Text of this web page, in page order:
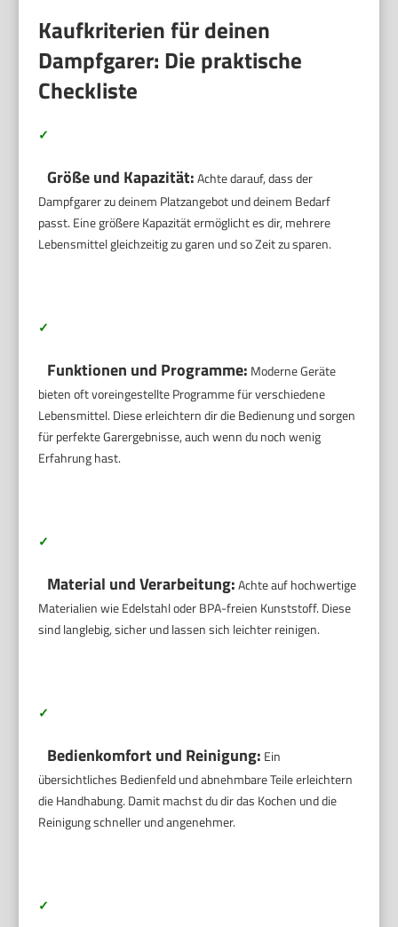
Kaufkriterien für deinen
Dampfgarer: Die praktische
Checkliste
✓
Größe und Kapazität:Achte darauf, dass der
Dampfgarer zu deinem Platzangebot und deinem Bedarf
passt. Eine größere Kapazität ermöglicht es dir, mehrere
Lebensmittel gleichzeitig zu garen und so Zeit zu sparen.
✓
Funktionen und Programme: Moderne Geräte
bieten oft voreingestellte Programme für verschiedene
Lebensmittel. Diese erleichtern dir die Bedienung und sorgen
für perfekte Garergebnisse, auch wenn du noch wenig
Erfahrung hast.
✓
Material und Verarbeitung:Achte auf hochwertige
Materialien wie Edelstahl oder BPA-freien Kunststoff. Diese
sind langlebig, sicher und lassen sich leichter reinigen.
✓
Bedienkomfort und Reinigung: Ein
übersichtliches Bedienfeld und abnehmbare Teile erleichtern
die Handhabung. Damit machst du dir das Kochen und die
Reinigung schneller und angenehmer.
✓